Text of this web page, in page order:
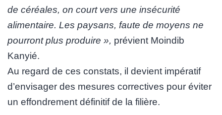
de céréales, on court vers une insécurité
alimentaire. Les paysans, faute de moyens ne
pourront plus produire », prévient Moindib
Kanyié.
Au regard de ces constats, il devient impératif
d’envisager des mesures correctives pour éviter
un effondrement définitif de la filière.